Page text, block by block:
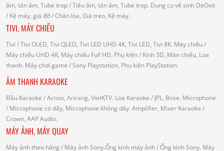
âm, tán âm, Tube trap/ Tiêu âm, tán âm, Tube trap. Dụng cụ vệ sinh DeOxit
/ Kệ máy, giá đỡ/ Chân loa, Giá treo, Kệ máy.
TIVI, MÁY CHIẾU
Tivi / Tivi OLED, Tivi QLED, Tivi LED UHD 4K, Tivi LED, Tivi 8K. Máy chiếu/
Máy chiếu UHD 4K, Máy chiếu Full HD. Phụ kiện/ Kính 3D, Màn chiếu, Loa
thanh. Máy chơi game / Sony Playstation, Phụ kiện PlayStation.
ÂM THANH KARAOKE
Đầu Karaoke / Acnos, Arirang, VietKTV. Loa Karaoke / JPL, Bose. Microphone
/ Microphone có dây, Microphone không dây. Amplifier, Mixer Karaoke /
Crown, AAP Audio.
MÁY ẢNH, MÁY QUAY
Máy ảnh theo hãng / Máy ảnh Sony.Ống kính máy ảnh / Ống kính Sony. Máy